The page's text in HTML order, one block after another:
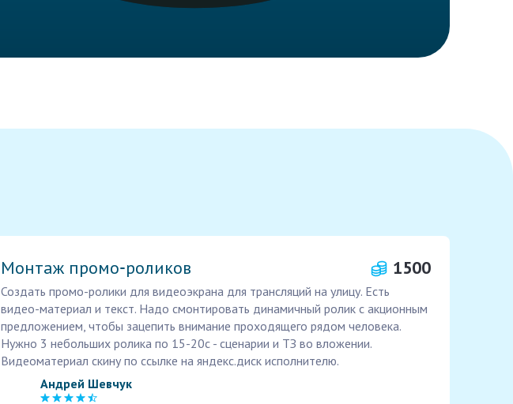
Монтаж промо‑роликов 1500
Создать промо-ролики для видеоэкрана для трансляций на улицу. Есть
видео-материал и текст. Надо смонтировать динамичный ролик с акционным
предложением, чтобы зацепить внимание проходящего рядом человека.
Нужно 3 небольших ролика по 15-20с - сценарии и ТЗ во вложении.
Видеоматериал скину по ссылке на яндекс.диск исполнителю.
Андрей Шевчук